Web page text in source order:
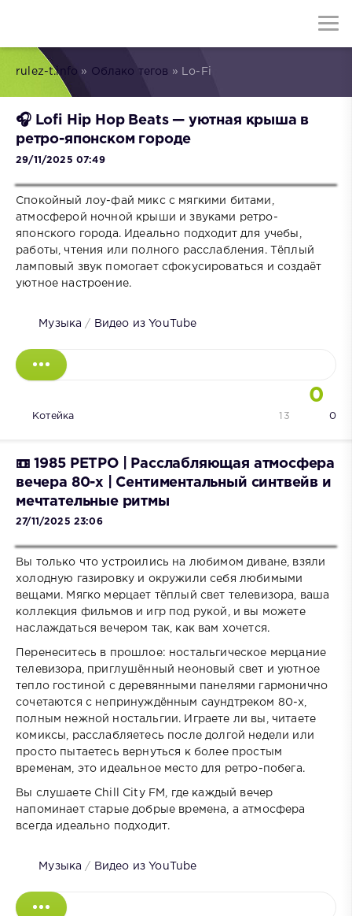
rulez-t.info » Облако тегов » Lo-Fi
🎧 Lofi Hip Hop Beats — уютная крыша в
ретро-японском городе
29/11/2025 07:49
Спокойный лоу-фай микс с мягкими битами,
атмосферой ночной крыши и звуками ретро-
японского города. Идеально подходит для учебы,
работы, чтения или полного расслабления. Тёплый
ламповый звук помогает сфокусироваться и создаёт
уютное настроение.
Музыка / Видео из YouTube
0
Котейка 0
13
📼 1985 РЕТРО | Расслабляющая атмосфера
вечера 80-х | Сентиментальный синтвейв и
мечтательные ритмы
27/11/2025 23:06
Вы только что устроились на любимом диване, взяли
холодную газировку и окружили себя любимыми
вещами. Мягко мерцает тёплый свет телевизора, ваша
коллекция фильмов и игр под рукой, и вы можете
наслаждаться вечером так, как вам хочется.
Перенеситесь в прошлое: ностальгическое мерцание
телевизора, приглушённый неоновый свет и уютное
тепло гостиной с деревянными панелями гармонично
сочетаются с непринуждённым саундтреком 80-х,
полным нежной ностальгии. Играете ли вы, читаете
комиксы, расслабляетесь после долгой недели или
просто пытаетесь вернуться к более простым
временам, это идеальное место для ретро-побега.
Вы слушаете Chill City FM, где каждый вечер
напоминает старые добрые времена, а атмосфера
всегда идеально подходит.
Музыка / Видео из YouTube